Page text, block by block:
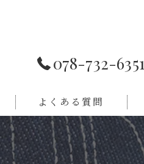
078-732-6351
よくある質問